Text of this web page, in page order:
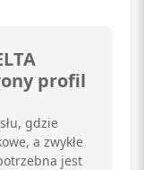
profil
gdzie
a zwykłe
jest